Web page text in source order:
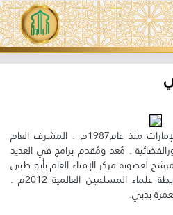
خطيب وواعظ ومُحاضر بمصر والإمارات منذ عام1987م . المشرف العام
. مُعد ومُقدم برامج في العديد
لعضوية مركز الإفتاء العام بأبو ظبي
عام 2010م . مرشح لعضوية رابطة علماء المسلمين العالمية 2012م .
بدبي.